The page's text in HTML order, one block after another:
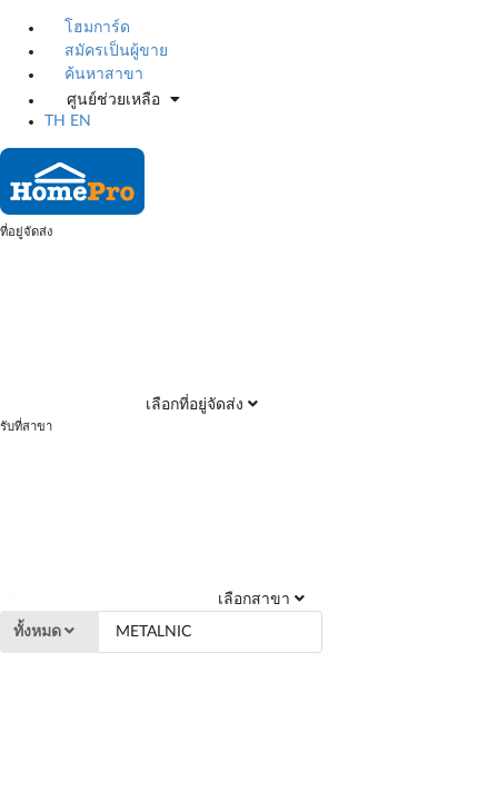
โฮมการ์ด
สมัครเป็นผู้ขาย
ค้นหาสาขา
ศูนย์ช่วยเหลือ
TH
EN
ที่อยู่จัดส่ง
เลือกที่อยู่จัดส่ง
รับที่สาขา
เลือกสาขา
ทั้งหมด